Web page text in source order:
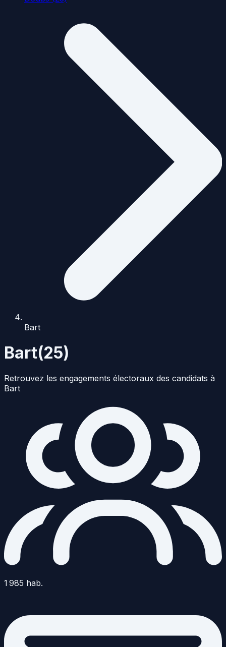
Bart
Bart(25)
Retrouvez les engagements électoraux des candidats à
Bart
1 985 hab.